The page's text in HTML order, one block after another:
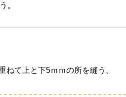
。
ねて上と下5ｍｍの所を縫う。